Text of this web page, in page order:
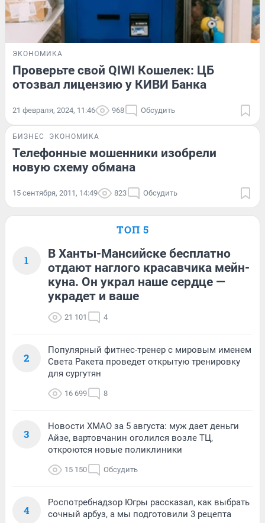
ЭКОНОМИКА
Проверьте свой QIWI Кошелек: ЦБ
отозвал лицензию у КИВИ Банка
21 февраля, 2024, 11:46 968 Обсудить
БИЗНЕС ЭКОНОМИКА
Телефонные мошенники изобрели
новую схему обмана
15 сентября, 2011, 14:49 823 Обсудить
ТОП 5
1
В Ханты-Мансийске бесплатно
отдают наглого красавчика мейн-
куна. Он украл наше сердце —
украдет и ваше
21 101 4
2
Популярный фитнес-тренер с мировым именем
Света Ракета проведет открытую тренировку
для сургутян
16 699 8
3
Новости ХМАО за 5 августа: муж дает деньги
Айзе, вартовчанин оголился возле ТЦ,
откроются новые поликлиники
15 150 Обсудить
4
Роспотребнадзор Югры рассказал, как выбрать
сочный арбуз, а мы подготовили 3 рецепта